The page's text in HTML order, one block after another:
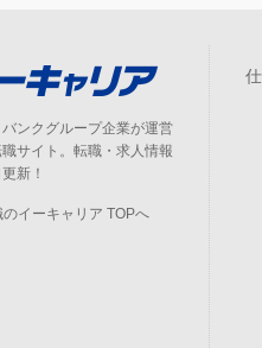
バンクグループ企業が運営
サイト。転職・求人情報
新！
のイーキャリア TOPへ